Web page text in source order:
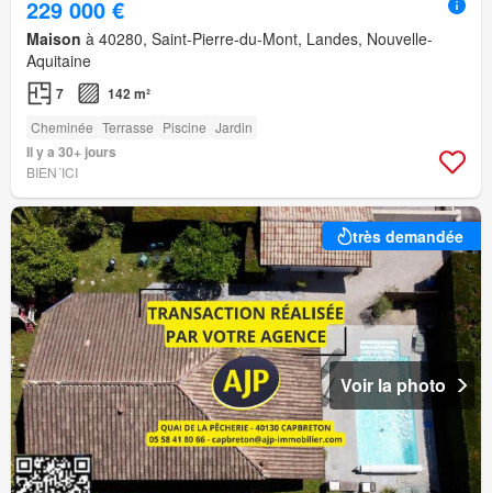
229 000 €
Maison à 40280, Saint-Pierre-du-Mont, Landes, Nouvelle-
Aquitaine
7 142 m²
Cheminée Terrasse Piscine Jardin
Il y a 30+ jours
BIEN´ICI
très demandée
Voir la photo